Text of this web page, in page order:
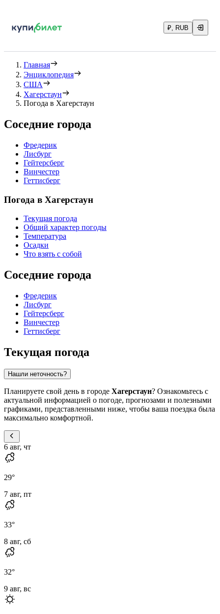
₽, RUB
Главная
Энциклопедия
США
Хагерстаун
Погода в Хагерстаун
Соседние города
Фредерик
Лисбург
Гейтерсберг
Винчестер
Геттисберг
Погода в Хагерстаун
Текущая погода
Общий характер погоды
Температура
Осадки
Что взять с собой
Соседние города
Фредерик
Лисбург
Гейтерсберг
Винчестер
Геттисберг
Текущая погода
Нашли неточность?
Планируете свой день в городе Хагерстаун? Ознакомьтесь с
актуальной информацией о погоде, прогнозами и полезными
графиками, представленными ниже, чтобы ваша поездка была
максимально комфортной.
6 авг, чт
29°
7 авг, пт
33°
8 авг, сб
32°
9 авг, вс